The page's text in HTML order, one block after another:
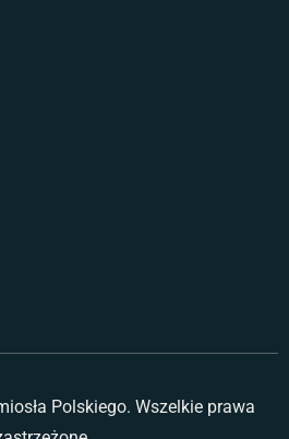
Polskiego. Wszelkie prawa